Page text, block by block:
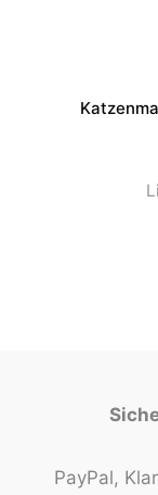
PayPal,